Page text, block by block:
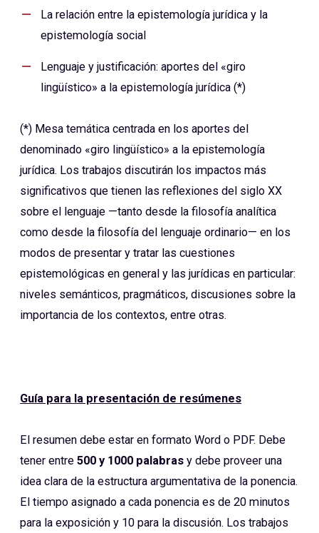
La relación entre la epistemología jurídica y la
epistemología social
Lenguaje y justificación: aportes del «giro
lingüístico» a la epistemología jurídica (*)
(*) Mesa temática centrada en los aportes del
denominado «giro lingüístico» a la epistemología
jurídica. Los trabajos discutirán los impactos más
significativos que tienen las reflexiones del siglo XX
sobre el lenguaje —tanto desde la filosofía analítica
como desde la filosofía del lenguaje ordinario— en los
modos de presentar y tratar las cuestiones
epistemológicas en general y las jurídicas en particular:
niveles semánticos, pragmáticos, discusiones sobre la
importancia de los contextos, entre otras.
Guía para la presentación de resúmenes
El resumen debe estar en formato Word o PDF. Debe
tener entre 500 y 1000 palabras y debe proveer una
idea clara de la estructura argumentativa de la ponencia.
El tiempo asignado a cada ponencia es de 20 minutos
para la exposición y 10 para la discusión. Los trabajos